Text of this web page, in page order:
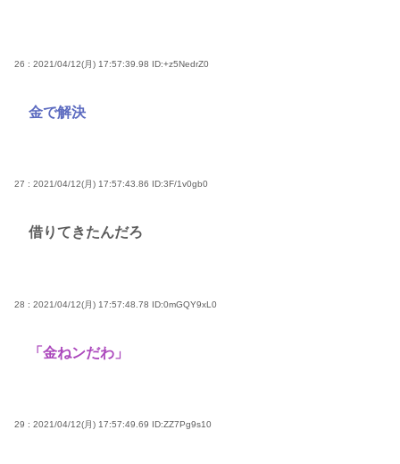
26 : 2021/04/12(月) 17:57:39.98 ID:+z5NedrZ0
金で解決
27 : 2021/04/12(月) 17:57:43.86 ID:3F/1v0gb0
借りてきたんだろ
28 : 2021/04/12(月) 17:57:48.78 ID:0mGQY9xL0
「金ねンだわ」
29 : 2021/04/12(月) 17:57:49.69 ID:ZZ7Pg9s10